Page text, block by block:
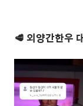
🥩 외양간한우